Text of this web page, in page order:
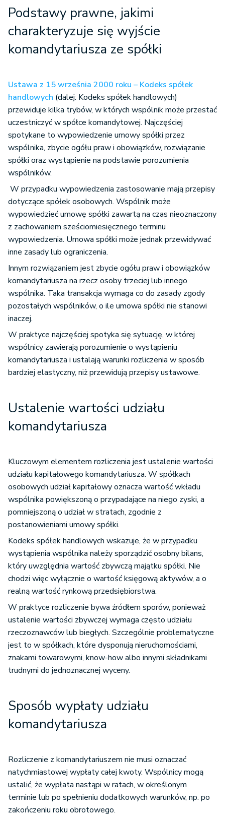
Podstawy prawne, jakimi
charakteryzuje się wyjście
komandytariusza ze spółki
Ustawa z 15 września 2000 roku – Kodeks spółek
handlowych (dalej: Kodeks spółek handlowych)
przewiduje kilka trybów, w których wspólnik może przestać
uczestniczyć w spółce komandytowej. Najczęściej
spotykane to wypowiedzenie umowy spółki przez
wspólnika, zbycie ogółu praw i obowiązków, rozwiązanie
spółki oraz wystąpienie na podstawie porozumienia
wspólników.
W przypadku wypowiedzenia zastosowanie mają przepisy
dotyczące spółek osobowych. Wspólnik może
wypowiedzieć umowę spółki zawartą na czas nieoznaczony
z zachowaniem sześciomiesięcznego terminu
wypowiedzenia. Umowa spółki może jednak przewidywać
inne zasady lub ograniczenia.
Innym rozwiązaniem jest zbycie ogółu praw i obowiązków
komandytariusza na rzecz osoby trzeciej lub innego
wspólnika. Taka transakcja wymaga co do zasady zgody
pozostałych wspólników, o ile umowa spółki nie stanowi
inaczej.
W praktyce najczęściej spotyka się sytuację, w której
wspólnicy zawierają porozumienie o wystąpieniu
komandytariusza i ustalają warunki rozliczenia w sposób
bardziej elastyczny, niż przewidują przepisy ustawowe.
Ustalenie wartości udziału
komandytariusza
Kluczowym elementem rozliczenia jest ustalenie wartości
udziału kapitałowego komandytariusza. W spółkach
osobowych udział kapitałowy oznacza wartość wkładu
wspólnika powiększoną o przypadające na niego zyski, a
pomniejszoną o udział w stratach, zgodnie z
postanowieniami umowy spółki.
Kodeks spółek handlowych wskazuje, że w przypadku
wystąpienia wspólnika należy sporządzić osobny bilans,
który uwzględnia wartość zbywczą majątku spółki. Nie
chodzi więc wyłącznie o wartość księgową aktywów, a o
realną wartość rynkową przedsiębiorstwa.
W praktyce rozliczenie bywa źródłem sporów, ponieważ
ustalenie wartości zbywczej wymaga często udziału
rzeczoznawców lub biegłych. Szczególnie problematyczne
jest to w spółkach, które dysponują nieruchomościami,
znakami towarowymi, know-how albo innymi składnikami
trudnymi do jednoznacznej wyceny.
Sposób wypłaty udziału
komandytariusza
Rozliczenie z komandytariuszem nie musi oznaczać
natychmiastowej wypłaty całej kwoty. Wspólnicy mogą
ustalić, że wypłata nastąpi w ratach, w określonym
terminie lub po spełnieniu dodatkowych warunków, np. po
zakończeniu roku obrotowego.